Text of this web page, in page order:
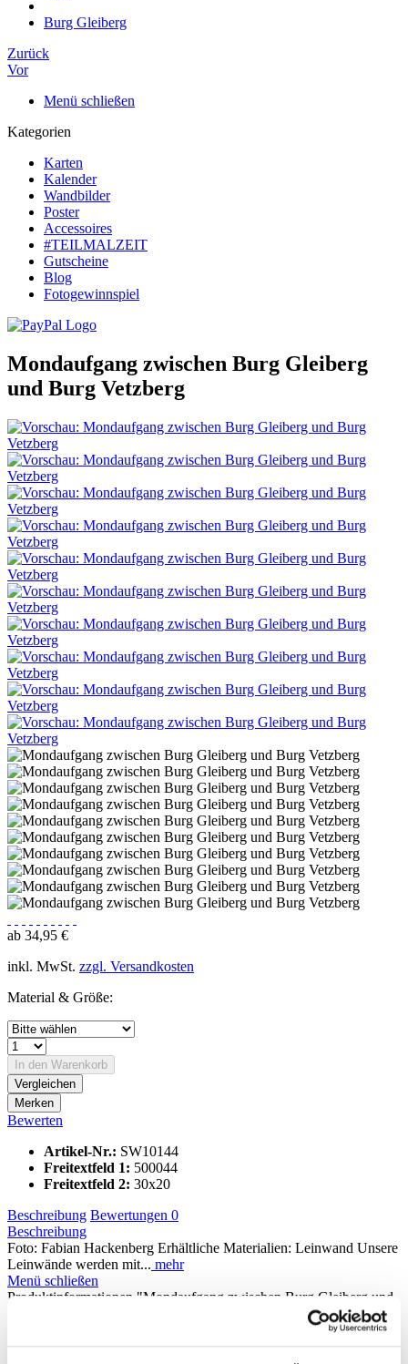
Burg Gleiberg
Zurück
Vor
Menü schließen
Kategorien
Karten
Kalender
Wandbilder
Poster
Accessoires
#TEILMALZEIT
Gutscheine
Blog
Fotogewinnspiel
Mondaufgang zwischen Burg Gleiberg
und Burg Vetzberg
ab 34,95 €
inkl. MwSt. zzgl. Versandkosten
Material & Größe:
In den Warenkorb
Vergleichen
Merken
Bewerten
Artikel-Nr.: SW10144
Freitextfeld 1: 500044
Freitextfeld 2: 30x20
Beschreibung Bewertungen 0
Beschreibung
Foto: Fabian Hackenberg Erhältliche Materialien: Leinwand Unsere
Leinwände werden mit... mehr
Menü schließen
Produktinformationen "Mondaufgang zwischen Burg Gleiberg und
Foto: Fabian Hackenberg